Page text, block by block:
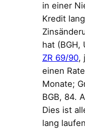
in einer
Kredit
hat (BGH,
ZR 69/90,
einen
Monate;
BGB, 84.
Dies ist
lang